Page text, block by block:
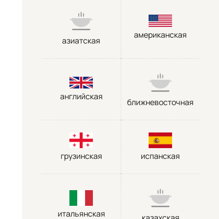
азиатская
американская
английская
ближневосточная
грузинская испанская
итальянская